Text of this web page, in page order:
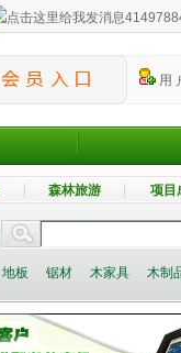
用
森林旅游 项目
地板 锯材 木家具 木制